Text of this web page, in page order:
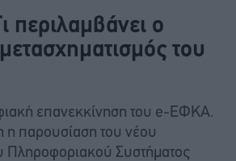
ο
του
επανεκκίνηση του e-ΕΦΚΑ.
η παρουσίαση του νέου
Συστήματος